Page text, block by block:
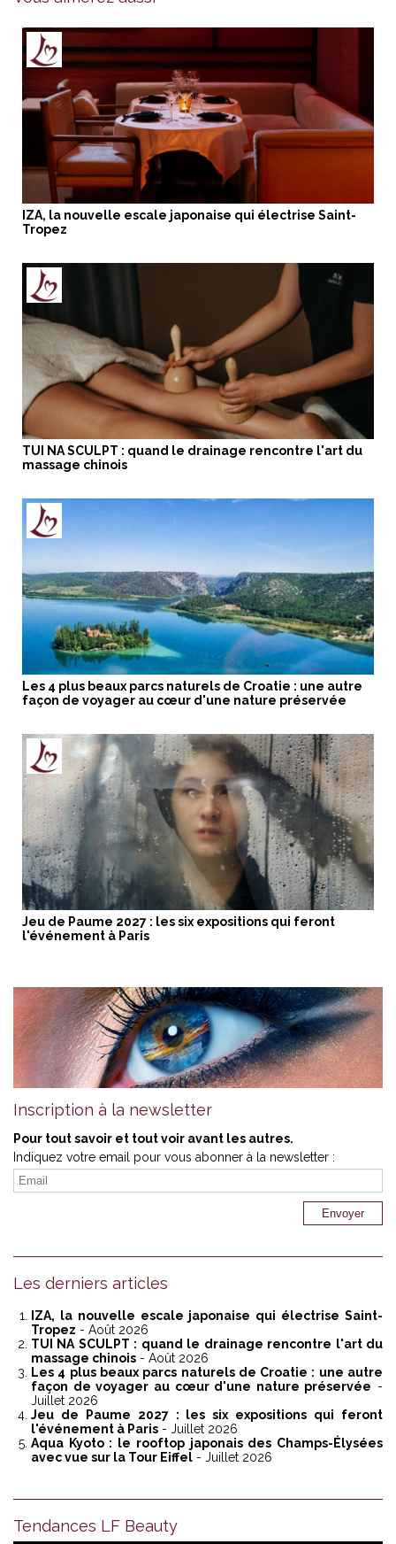
IZA, la nouvelle escale japonaise qui électrise Saint-
Tropez
TUI NA SCULPT : quand le drainage rencontre l'art du
massage chinois
Les 4 plus beaux parcs naturels de Croatie : une autre
façon de voyager au cœur d'une nature préservée
Jeu de Paume 2027 : les six expositions qui feront
l'événement à Paris
Inscription à la newsletter
Pour tout savoir et tout voir avant les autres.
Indiquez votre email pour vous abonner à la newsletter :
Les derniers articles
IZA, la nouvelle escale japonaise qui électrise Saint-
Tropez - Août 2026
TUI NA SCULPT : quand le drainage rencontre l'art du
massage chinois - Août 2026
Les 4 plus beaux parcs naturels de Croatie : une autre
façon de voyager au cœur d'une nature préservée -
Juillet 2026
Jeu de Paume 2027 : les six expositions qui feront
l'événement à Paris - Juillet 2026
Aqua Kyoto : le rooftop japonais des Champs-Élysées
avec vue sur la Tour Eiffel - Juillet 2026
Tendances LF Beauty